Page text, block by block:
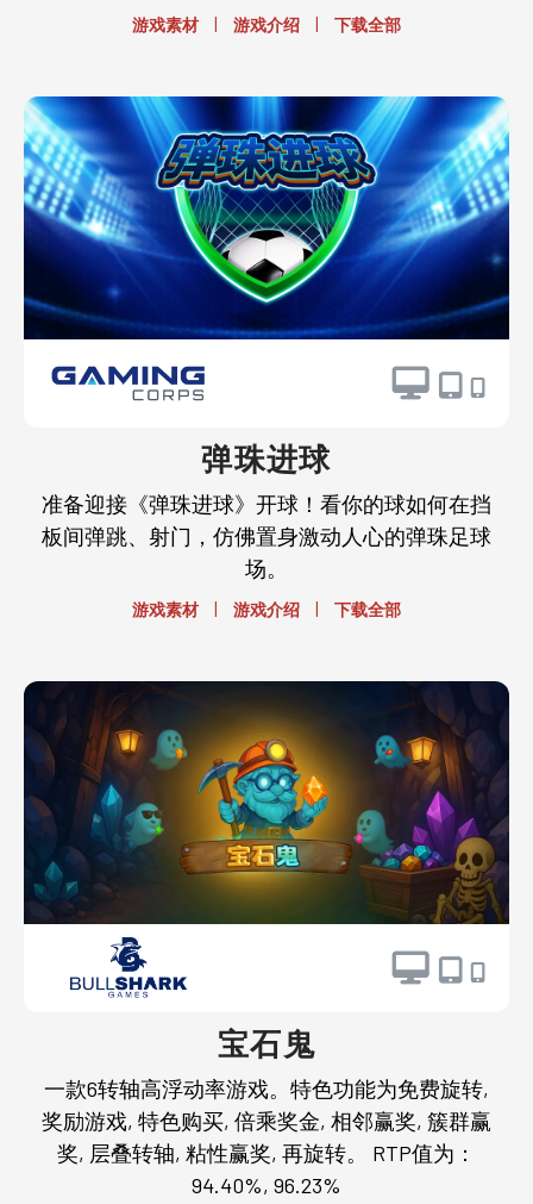
游戏素材 | 游戏介绍 | 下载全部
弹珠进球
准备迎接《弹珠进球》开球！看你的球如何在挡
板间弹跳、射门，仿佛置身激动人心的弹珠足球
场。
游戏素材 | 游戏介绍 | 下载全部
宝石鬼
一款6转轴高浮动率游戏。特色功能为免费旋转,
奖励游戏, 特色购买, 倍乘奖金, 相邻赢奖, 簇群赢
奖, 层叠转轴, 粘性赢奖, 再旋转。 RTP值为：
94.40%, 96.23%